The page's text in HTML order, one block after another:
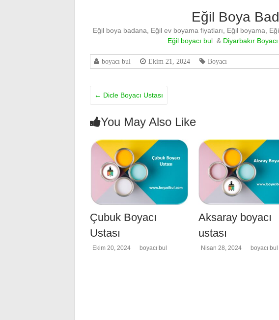
Eğil Boya
Eğil boya badana, Eğil ev boyama fiyatları, Eğil boyama,
Eğil boyacı bul & Diyarbakır
boyacı bul Ekim 21, 2024 Boyacı
← Dicle Boyacı Ustası
You May Also Like
Çubuk Boyacı
Ustası
Ekim 20, 2024 boyacı bul
Aksaray boyacı
ustası
Nisan 28, 2024 boyacı bul